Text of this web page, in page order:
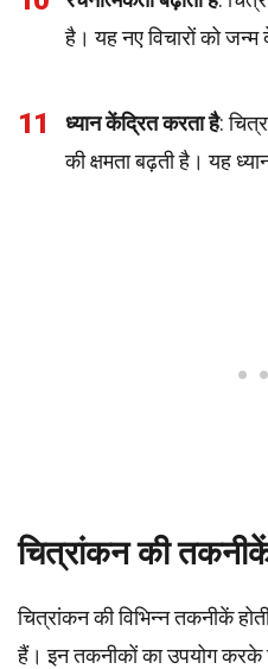
है। यह नए विचारों को जन्म
11 ध्यान केंद्रित करता है:
की क्षमता बढ़ती है। यह
चित्रांकन की
चित्रांकन की विभिन्न तकनीकें
हैं। इन तकनीकों का उपयोग करके